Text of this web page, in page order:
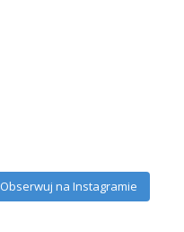
Obserwuj na Instagramie